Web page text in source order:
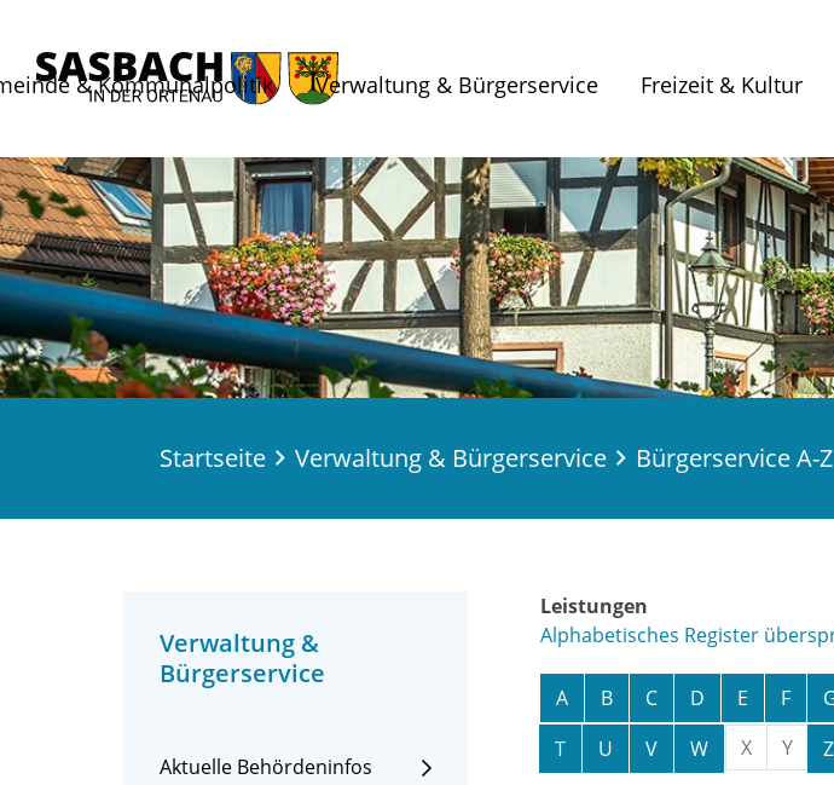
& Kommunalpolitik Verwaltung & Bürgerservice Freizeit & Kultur
Startseite Verwaltung & Bürgerservice Bürgerservice A-Z
Verwaltung &
Bürgerservice
Aktuelle Behördeninfos
Leistungen
Alphabetisches Register
A B C D E F
T
U V W X Y Z